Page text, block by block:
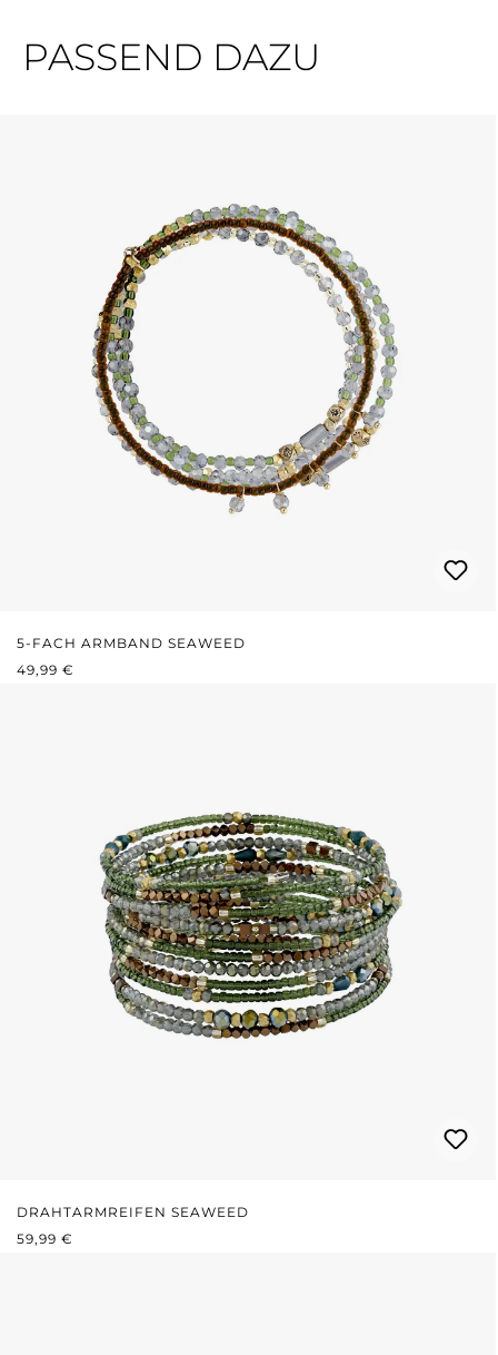
PASSEND DAZU
5-FACH ARMBAND SEAWEED
REGULÄRER PREIS:
49,99 €
DRAHTARMREIFEN SEAWEED
REGULÄRER PREIS:
59,99 €